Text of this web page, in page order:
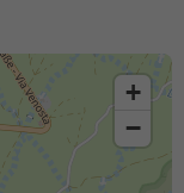
+
−